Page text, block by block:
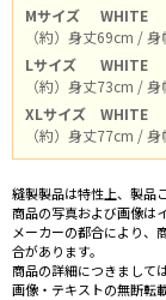
Mサイズ
WHITE
（約）身丈69cm /
Lサイズ
WHITE
（約）身丈73cm /
XLサイズ
WHITE
（約）身丈77cm /
縫製製品は特性上、製品
商品の写真および画像は
メーカーの都合により、
合があります。
商品の詳細につきまして
画像・テキストの無断転